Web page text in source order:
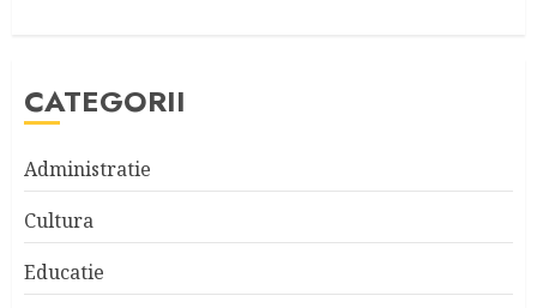
CATEGORII
Administratie
Cultura
Educatie